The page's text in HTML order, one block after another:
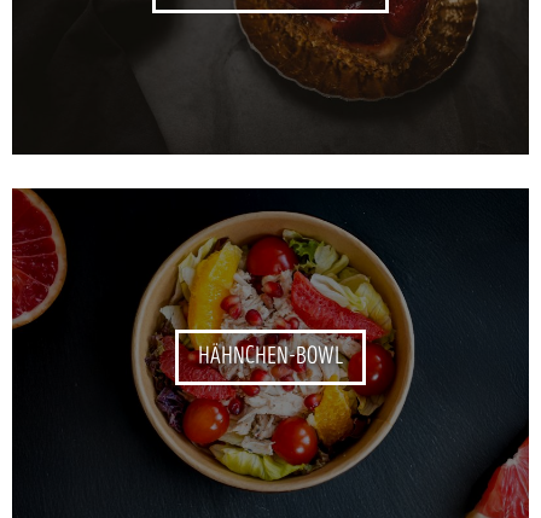
HÄHNCHEN-BOWL